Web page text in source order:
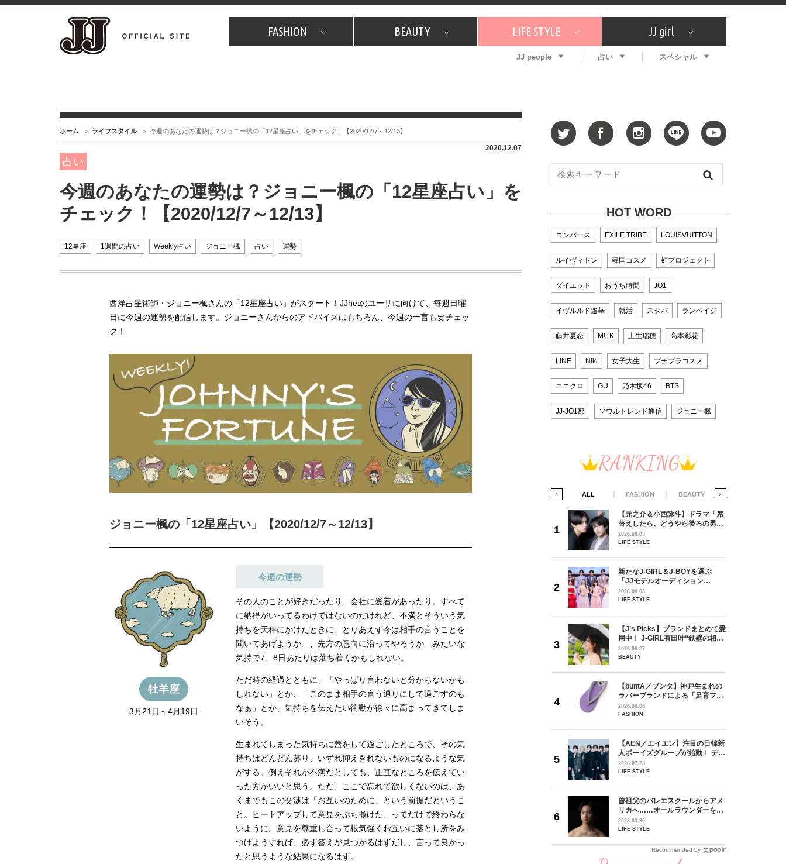
FASHION
JJスタッフの"それどこの"？ プチプラ プレゼント
BEAUTY
コスメ全部試してみた What's NEW？ 特集
LIFE STYLE
JJグルメガイド エンタメ プレゼント
恋愛
JJ girl
特集 おしゃラン！
JJ people 占い スペシャル
ホーム ライフスタイル 今週のあなたの運勢は？ジョニー楓の「12星座占い」をチェック！【2020/12/7～12/13】
2020.12.07
占い
今週のあなたの運勢は？ジョニー楓の「12星座占い」を
チェック！【2020/12/7～12/13】
12星座 1週間の占い Weekly占い ジョニー楓 占い 運勢
西洋占星術師・ジョニー楓さんの「12星座占い」がスタート！JJnetのユーザに向けて、毎週日曜
日に今週の運勢を配信します。ジョニーさんからのアドバイスはもちろん、今週の一言も要チェッ
ク！
ジョニー楓の「12星座占い」【2020/12/7～12/13】
牡羊座
3月21日～4月19日
今週の運勢
その人のことが好きだったり、会社に愛着があったり。すべて
に納得がいってるわけではないのだけれど、不満とそういう気
持ちを天秤にかけたときに、とりあえず今は相手の言うことを
聞いてあげようか…、先方の意向に沿ってやろうか…みたいな
気持で7、8日あたりは落ち着くかもしれない。
ただ時の経過とともに、「やっぱり言わないと分からないかも
しれない」とか、「このまま相手の言う通りにして過ごすのも
なぁ」とか、気持ちを伝えたい衝動が徐々に高まってきてしま
いそう。
生まれてしまった気持ちに蓋をして過ごしたところで、その気
持ちはどんどん募り、いずれ抑えきれないものになるような気
がする。例えそれが不満だとしても、正直なところを伝えてい
った方がいいと思う。ただ、ここで忘れて欲しくないのは、あ
くまでもこの交渉は「お互いのために」という前提だというこ
と。ヒートアップして意見をぶち撒けた、ってだけで終わらな
いように。意見を尊重し合って根気強くお互いに落とし所をみ
つけようすれば、必ず答えが見つかるはずだし、言って良かっ
たと思うような結果になるはず。
HOT WORD
コンバース EXILE TRIBE LOUISVUITTON
ルイヴィトン 韓国コスメ 虹プロジェクト
ダイエット おうち時間 JO1
イヴルルド遙華 就活 スタバ ランペイジ
藤井夏恋 M!LK 土生瑞穂 高本彩花
LINE Niki 女子大生 プチプラコスメ
ユニクロ GU 乃木坂46 BTS
JJ-JO1部 ソウルトレンド通信 ジョニー楓
RANKING
BEAUTY ALL FASHION BEAUTY
用中！ J-GIRL有田叶“鉄壁の相
【JJ専属モデルの素顔】ビューテ
ィ大好き！ 松川 星のお気に入り
コスメをCHECK
BEAUTY
【J’s Picks】悲しい経験でたどり
着いた…J-BOY三上龍の手放せな
い“オールインワン”アイテム〈ビ
ューティ＆ファッション夏の必需
2026.08.05
BEAUTY
【注目アーティストRainy。っ
て？】自称“コスメオタク見習
い”のポーチの中身、拝見しま
す！
2026.01.30
【J’s Picks】J-GIRL早坂萌香の
徹底した日焼けケア！ でも、いち
ばん大切なのは…〈ビューティ＆
ファッション夏の必需品〉
2026.07.24
BEAUTY
【JJ専属モデルの素顔】ツヤと輝
きを放つ美肌を生み出す松川 星の
愛用スキンケア
BEAUTY
クは候補生の“魅力”を重視した
LIFE STYLE
【AEN／エイエン】注目の日韓新
人ボーイズグループが始動！ デビ
ュー目前のフレッシュな面々を独
2026.07.23
曾祖父のバレエスクールからアメ
リカへ……オールラウンダーを目
指すダンサーは踊ることが好きす
ぎる【王子様の推しドコロ】
2026.03.30
【新世代J-POPグループ
aoen（アオエン）】自身がアーテ
ィストを目指すきかっけとなった
先輩とは―― 新曲「青春インクレ
ディブル」リリース記念インタビ
ュー
2025.10.20
LIFE STYLE
【イケメンCOMIC】hue-goメン
バー独占インタビュー②／金子玄
矢「感情をズバーッと言葉にでき
た時は幸せ〜」
2026.08.07
LIFE STYLE
【元之介＆小西詠斗】ドラマ「席
替えしたら、どうやら後ろの男が
どうやら俺のこと好きらしい」放
送記念インタビュー♡ 「自然と詠
2026.08.05
LIFE STYLE
新たなJ-GIRL＆J-BOYを選ぶ
「JJモデルオーディション
2027」が募集開始！ 予選ブロッ
クは候補生の“魅力”を重視した
2026.08.03
LIFE STYLE
【J’s Picks】ブランドまとめて愛
用中！ J-GIRL有田叶“鉄壁の相
棒”〈ビューティ＆ファッション
夏の必需品〉
2026.08.07
BEAUTY
【buntA／ブンタ】神戸生まれの
ラバーブランドによる「足育フッ
トウェア」。伊勢丹新宿店でPOP-
UP開催中！
2026.08.06
FASHION
【AEN／エイエン】注目の日韓新
人ボーイズグループが始動！ デビ
ュー目前のフレッシュな面々を独
占インタビュー。7人の魅力に迫
2026.07.23
LIFE STYLE
曾祖父のバレエスクールからアメ
リカへ……オールラウンダーを目
指すダンサーは踊ることが好きす
ぎる【王子様の推しドコロ】
2026.03.30
LIFE STYLE
Recommended by